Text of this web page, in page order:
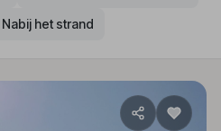
Nabij het strand